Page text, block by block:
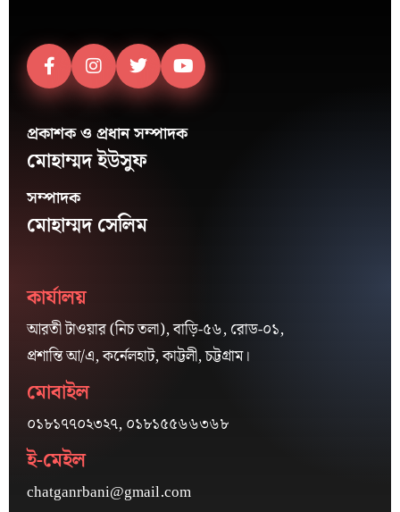
প্রকাশক ও প্রধান সম্পাদক
মোহাম্মদ ইউসুফ
সম্পাদক
মোহাম্মদ সেলিম
কার্যালয়
আরতী টাওয়ার (নিচ তলা), বাড়ি-৫৬, রোড-০১,
প্রশান্তি আ/এ, কর্নেলহাট, কাট্টলী, চট্টগ্রাম।
মোবাইল
০১৮১৭৭০২৩২৭, ০১৮১৫৫৬৬৩৬৮
ই-মেইল
chatganrbani@gmail.com